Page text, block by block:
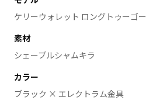
ケリーウォレット ロングトゥーゴー
素材
シェーブルシャムキラ
カラー
ブラック × エレクトラム金具